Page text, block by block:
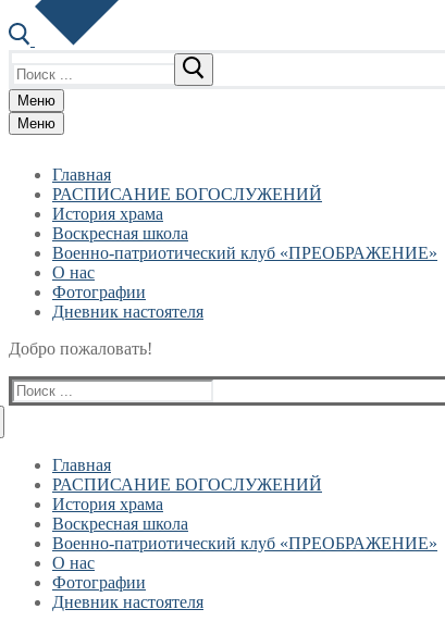
Меню
Меню
Главная
РАСПИСАНИЕ БОГОСЛУЖЕНИЙ
История храма
Воскресная школа
Военно-патриотический клуб «ПРЕОБРАЖЕНИЕ»
О нас
Фотографии
Дневник настоятеля
Добро пожаловать!
Найти:
Главная
РАСПИСАНИЕ БОГОСЛУЖЕНИЙ
История храма
Воскресная школа
Военно-патриотический клуб «ПРЕОБРАЖЕНИЕ»
О нас
Фотографии
Дневник настоятеля